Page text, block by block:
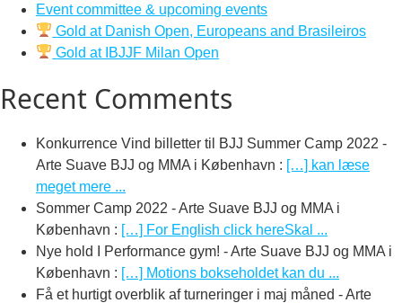
Event committee & upcoming events
Gold at Danish Open, Europeans and Brasileiros
Gold at IBJJF Milan Open
Recent Comments
Konkurrence Vind billetter til BJJ Summer Camp 2022 -
Arte Suave BJJ og MMA i København : […] kan læse
meget mere ...
Sommer Camp 2022 - Arte Suave BJJ og MMA i
København : […] For English click hereSkal ...
Nye hold I Performance gym! - Arte Suave BJJ og MMA i
København : […] Motions bokseholdet kan du ...
Få et hurtigt overblik af turneringer i maj måned - Arte